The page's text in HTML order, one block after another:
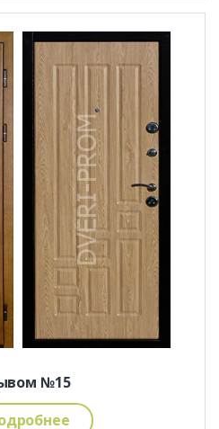
№15